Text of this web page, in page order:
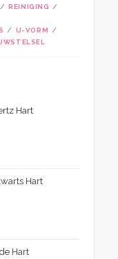
REINIGING
U-VORM
Hart
Hart
Hart